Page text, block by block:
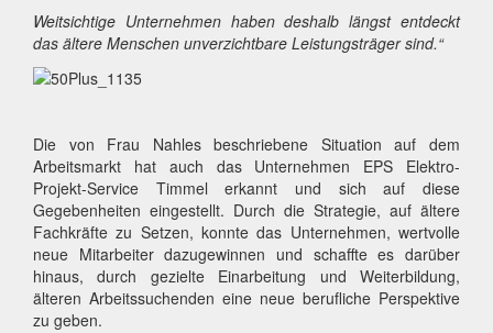
Weitsichtige Unternehmen haben deshalb längst entdeckt
das ältere Menschen unverzichtbare Leistungsträger sind.“
Die von Frau Nahles beschriebene Situation auf dem
Arbeitsmarkt hat auch das Unternehmen EPS Elektro-
Projekt-Service Timmel erkannt und sich auf diese
Gegebenheiten eingestellt. Durch die Strategie, auf ältere
Fachkräfte zu Setzen, konnte das Unternehmen, wertvolle
neue Mitarbeiter dazugewinnen und schaffte es darüber
hinaus, durch gezielte Einarbeitung und Weiterbildung,
älteren Arbeitssuchenden eine neue berufliche Perspektive
zu geben.